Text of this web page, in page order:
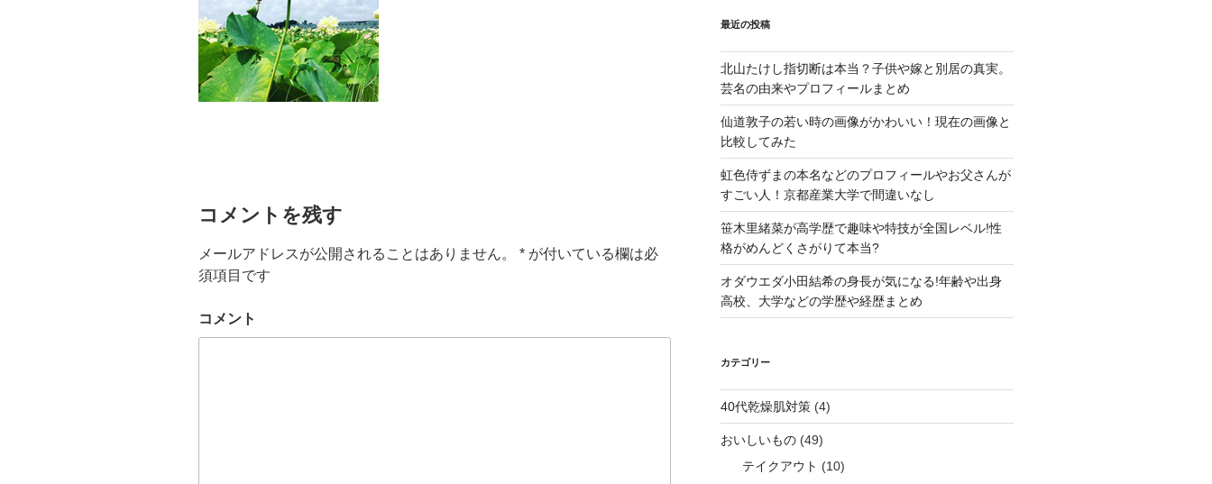
コメントを残す
メールアドレスが公開されることはありません。 * が付いている欄は必
須項目です
コメント
最近の投稿
北山たけし指切断は本当？子供や嫁と別居の真実。
芸名の由来やプロフィールまとめ
仙道敦子の若い時の画像がかわいい！現在の画像と
比較してみた
虹色侍ずまの本名などのプロフィールやお父さんが
すごい人！京都産業大学で間違いなし
笹木里緒菜が高学歴で趣味や特技が全国レベル!性
格がめんどくさがりて本当?
オダウエダ小田結希の身長が気になる!年齢や出身
高校、大学などの学歴や経歴まとめ
カテゴリー
40代乾燥肌対策(4)
おいしいもの(49)
テイクアウト (10)